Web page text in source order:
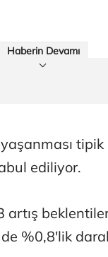
Haberin Devamı
tipik
ediliyor.
%0,8'lik